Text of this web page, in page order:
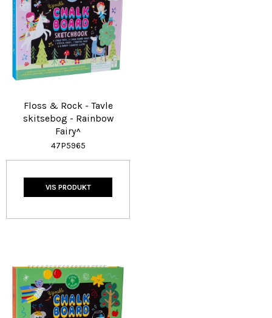
Floss & Rock - Tavle
skitsebog - Rainbow
Fairy^
47P5965
VIS PRODUKT